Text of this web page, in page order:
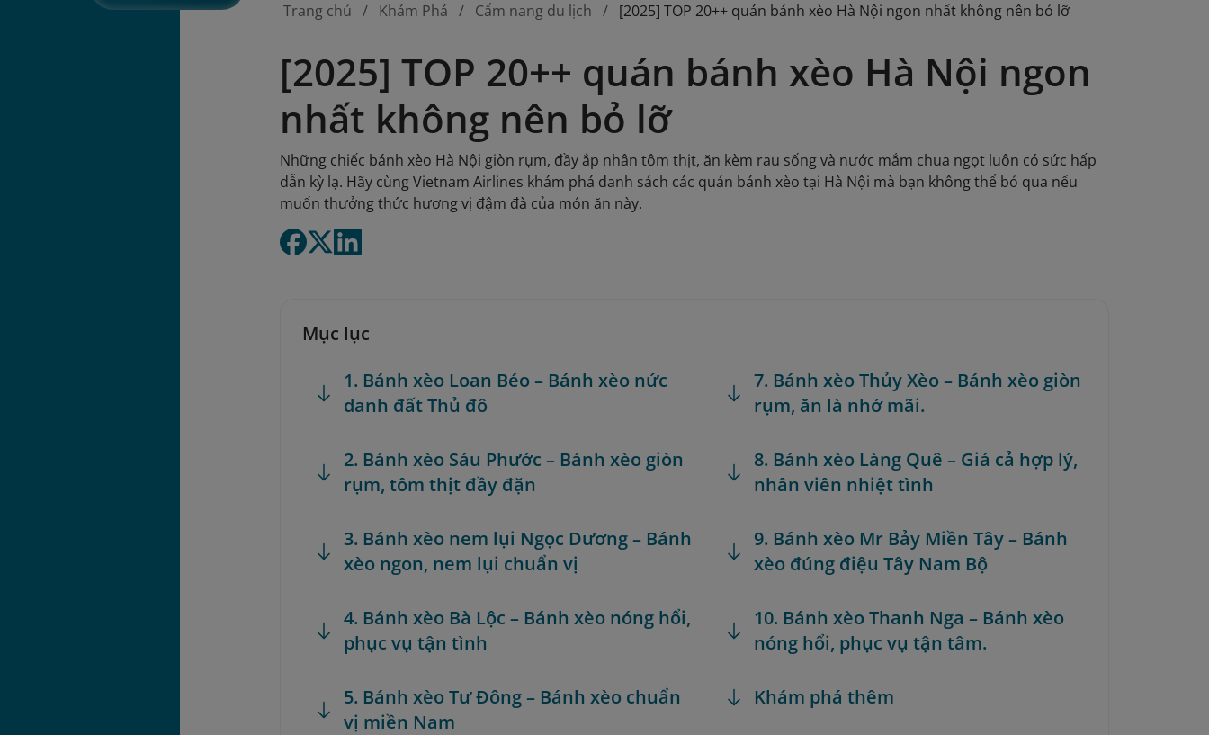
Trang chủ Khám Phá Cẩm nang du lịch [2025] TOP 20++ quán bánh xèo Hà Nội ngon nhất không nên bỏ lỡ
[2025] TOP 20++ quán bánh xèo Hà Nội ngon
nhất không nên bỏ lỡ
Những chiếc bánh xèo Hà Nội giòn rụm, đầy ắp nhân tôm thịt, ăn kèm rau sống và nước mắm chua ngọt luôn có sức hấp
dẫn kỳ lạ. Hãy cùng Vietnam Airlines khám phá danh sách các quán bánh xèo tại Hà Nội mà bạn không thể bỏ qua nếu
muốn thưởng thức hương vị đậm đà của món ăn này.
Mục lục
1. Bánh xèo Loan Béo – Bánh xèo nức
danh đất Thủ đô
2. Bánh xèo Sáu Phước – Bánh xèo giòn
rụm, tôm thịt đầy đặn
3. Bánh xèo nem lụi Ngọc Dương – Bánh
xèo ngon, nem lụi chuẩn vị
4. Bánh xèo Bà Lộc – Bánh xèo nóng hổi,
phục vụ tận tình
5. Bánh xèo Tư Đông – Bánh xèo chuẩn
vị miền Nam
7. Bánh xèo Thủy Xèo – Bánh xèo giòn
rụm, ăn là nhớ mãi.
8. Bánh xèo Làng Quê – Giá cả hợp lý,
nhân viên nhiệt tình
9. Bánh xèo Mr Bảy Miền Tây – Bánh
xèo đúng điệu Tây Nam Bộ
10. Bánh xèo Thanh Nga – Bánh xèo
nóng hổi, phục vụ tận tâm.
Khám phá thêm